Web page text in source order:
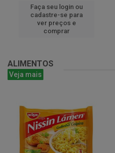
Faça seu login ou
cadastre-se para
ver preços e
comprar
ALIMENTOS
Veja mais